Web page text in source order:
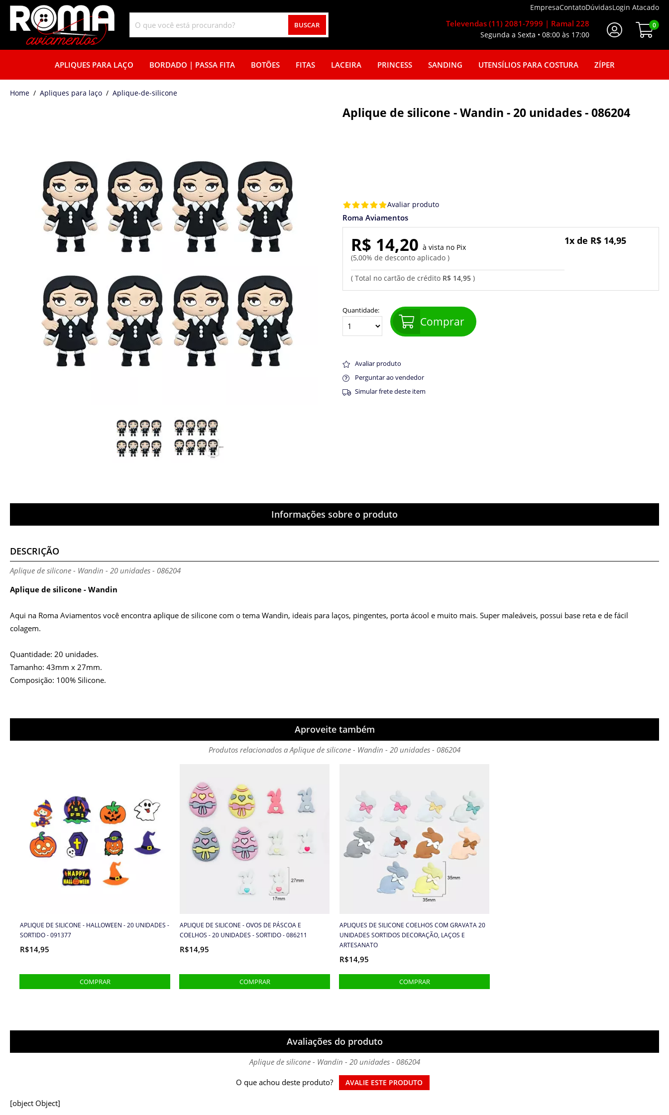
EmpresaContatoDúvidasLogin Atacado
BUSCAR 0
Televendas (11) 2081-7999 | Ramal 228
Segunda a Sexta • 08:00 às 17:00
APLIQUES PARA LAÇO BORDADO | PASSA FITA BOTÕES FITAS LACEIRA PRINCESS SANDING UTENSÍLIOS PARA COSTURA ZÍPER
home Apliques para laço aplique-de-silicone
Aplique de silicone - Wandin - 20 unidades - 086204
Avaliar produto
Roma Aviamentos
R$ 14,95
1x de R$ 14,95
R$ 14,20
5,00% de desconto aplicado
Pix
Quantidade:
Comprar
Avaliar produto
Perguntar ao vendedor
Simular frete deste item
Informações sobre o produto
DESCRIÇÃO
Aplique de silicone - Wandin - 20 unidades - 086204
Aplique de silicone - Wandin
Aqui na Roma Aviamentos você encontra aplique de silicone com o tema Wandin, ideais para laços, pingentes, porta ácool e muito mais. Super maleáveis, possui base reta e de fácil
colagem.
Quantidade: 20 unidades.
Tamanho: 43mm x 27mm.
Composição: 100% Silicone.
Aproveite também
Produtos relacionados a Aplique de silicone - Wandin - 20 unidades - 086204
APLIQUE DE SILICONE - HALLOWEEN - 20 UNIDADES -
SORTIDO - 091377
R$14,95
APLIQUE DE SILICONE - OVOS DE PÁSCOA E
COELHOS - 20 UNIDADES - SORTIDO - 086211
R$14,95
APLIQUES DE SILICONE COELHOS COM GRAVATA 20
UNIDADES SORTIDOS DECORAÇÃO, LAÇOS E
ARTESANATO
R$14,95
Avaliações do produto
Aplique de silicone - Wandin - 20 unidades - 086204
O que achou deste produto? AVALIE ESTE PRODUTO
[object Object]